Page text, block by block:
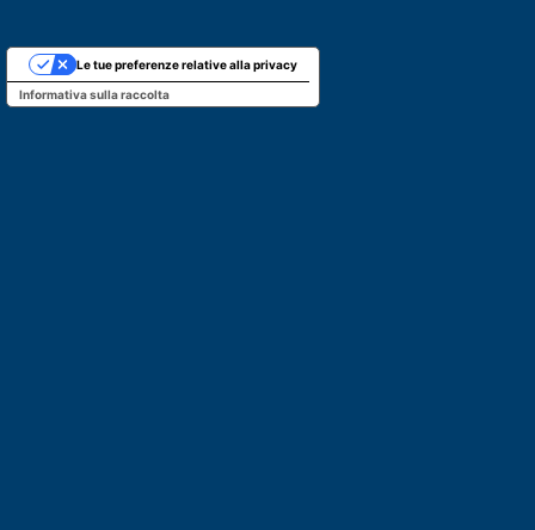
Informativa sulla raccolta
Le tue preferenze relative alla privacy